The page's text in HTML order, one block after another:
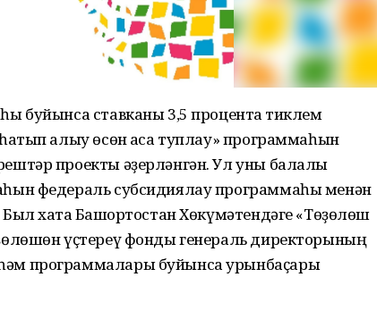
буйынса ставканы 3,5 процентҡа тиклем
алыу өсөн аҡса туплау» программаһын
проекты әҙерләнгән. Ул уны балалы
федераль субсидиялау программаһы менән
хаҡта Башҡортостан Хөкүмәтендәге «Төҙөлөш
үҫтереү фонды генераль директорының
программалары буйынса урынбаҫары